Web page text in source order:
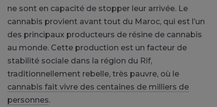
ne sont en capacité de stopper leur arrivée. Le
cannabis provient avant tout du Maroc, qui est l’un
des principaux producteurs de résine de cannabis
au monde. Cette production est un facteur de
stabilité sociale dans la région du Rif,
traditionnellement rebelle, très pauvre, où le
cannabis fait vivre des centaines de milliers de
personnes.